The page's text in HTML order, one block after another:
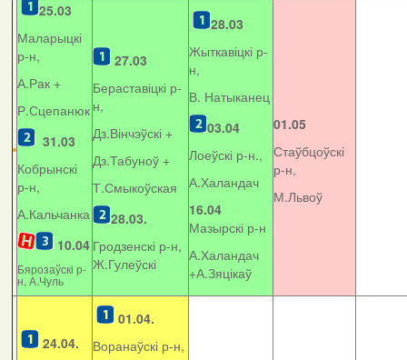
25.03
Маларыцкі
р-н,
А.Рак +
Р.Сцепанюк
31.03
Кобрынскі
р-н,
А.Кальчанка
10.04
Бярозаўскі р-
н, А.Чуль
27.03
Бераставіцкі р-
н,
Дз.Вінчэўскі +
Дз.Табуноў +
Т.Смыкоўская
28.03.
Гродзенскі р-н,
Ж.Гулеўскі
28.03
Жыткавіцкі р-
н,
В. Натыканец
03.04
Лоеўскі р-н.,
А.Халандач
16.04
Мазырскі р-н
А.Халандач
+А.Зяцікаў
01.05
Стаўбцоўскі
р-н,
М.Львоў
24.04.
01.04.
Воранаўскі р-н,